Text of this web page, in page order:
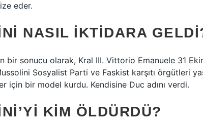
eder.
NASIL IKTIDARA
bir sonucu olarak, Kral III. Vittorio Emanuele 31
Sosyalist Parti ve Faskist karşıtı örgütleri
için bir model kurdu. Kendisine Duc adını verdi.
KIM ÖLDÜRDÜ?